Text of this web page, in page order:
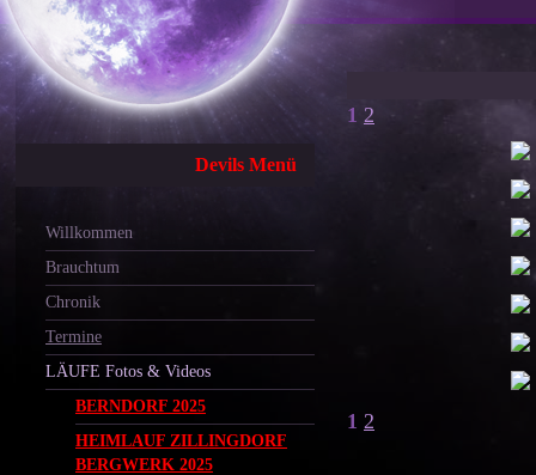
Devils Menü
Willkommen
Brauchtum
Chronik
Termine
LÄUFE Fotos & Videos
BERNDORF 2025
HEIMLAUF ZILLINGDORF
BERGWERK 2025
1 2
1 2